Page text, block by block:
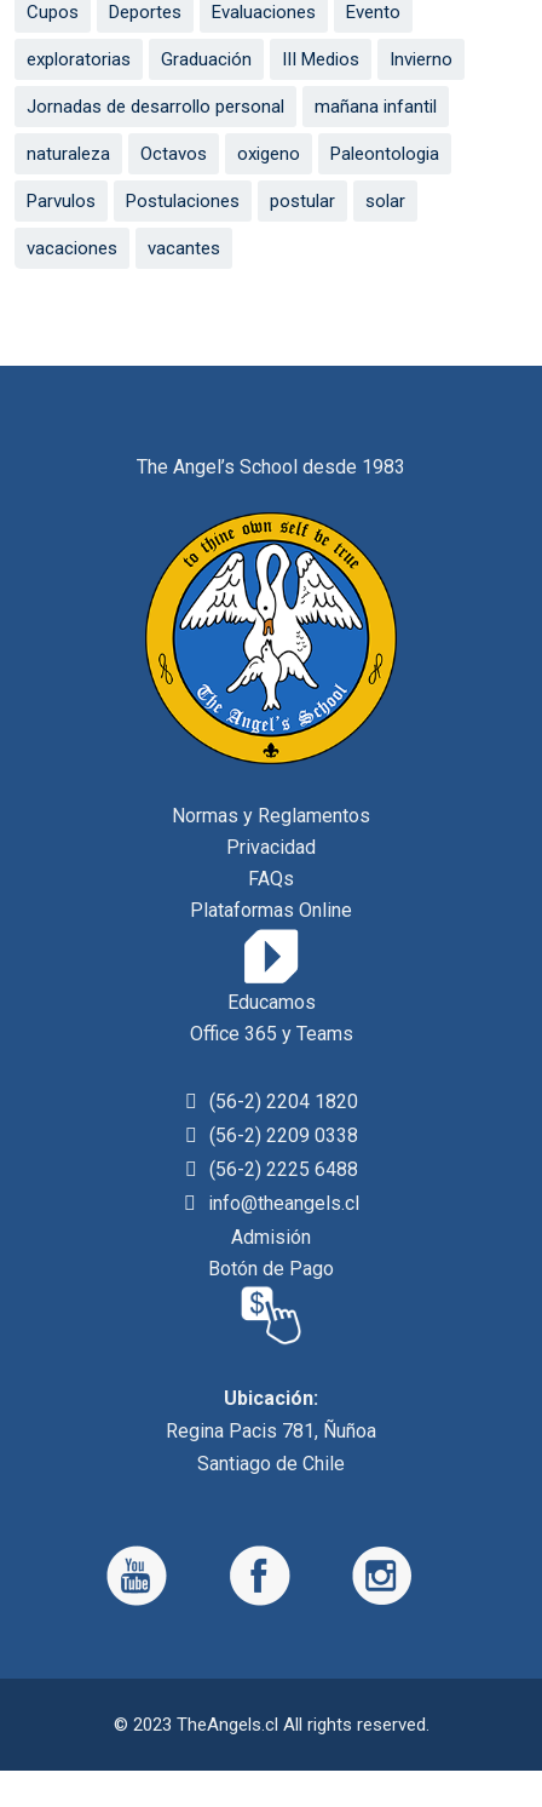
Cupos Deportes Evaluaciones Evento
exploratorias Graduación III Medios Invierno
Jornadas de desarrollo personal mañana infantil
naturaleza Octavos oxigeno Paleontologia
Parvulos Postulaciones postular solar
vacaciones vacantes
The Angel’s School desde 1983
Normas y Reglamentos
Privacidad
FAQs
Plataformas Online
Educamos
Office 365 y Teams
(56-2) 2204 1820
(56-2) 2209 0338
(56-2) 2225 6488
info@theangels.cl
Admisión
Botón de Pago
Ubicación:
Regina Pacis 781, Ñuñoa
Santiago de Chile
© 2023 TheAngels.cl All rights reserved.